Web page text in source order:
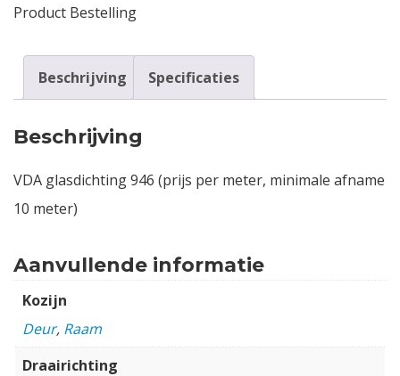
Product Bestelling
Beschrijving Specificaties
Beschrijving
VDA glasdichting 946 (prijs per meter, minimale afname
10 meter)
Aanvullende informatie
Kozijn
Deur, Raam
Draairichting